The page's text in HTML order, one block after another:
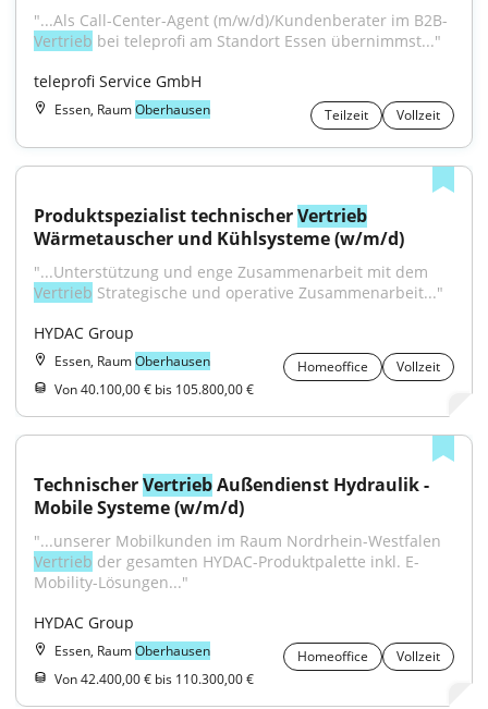
"...Als Call-Center-Agent (m/w/d)/Kundenberater im B2B-
Vertrieb bei teleprofi am Standort Essen übernimmst..."
teleprofi Service GmbH
Essen, RaumOberhausen Teilzeit Vollzeit
Produktspezialist technischer Vertrieb
Wärmetauscher und Kühlsysteme (w/m/d)
Vertrieb Strategische und operative Zusammenarbeit..."
HYDAC Group
Essen, RaumOberhausen Homeoffice
Vollzeit
Von 40.100,00 € bis 105.800,00 €
Technischer Vertrieb Außendienst Hydraulik -
Mobile Systeme (w/m/d)
Vertrieb der gesamten HYDAC-Produktpalette inkl. E-
Mobility-Lösungen..."
HYDAC Group
Essen, RaumOberhausen Homeoffice
Vollzeit
Von 42.400,00 € bis 110.300,00 €